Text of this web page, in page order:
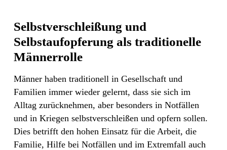
Selbstverschleißung und
Selbstaufopferung als traditionelle
Männerrolle
Männer haben traditionell in Gesellschaft und
Familien immer wieder gelernt, dass sie sich im
Alltag zurücknehmen, aber besonders in Notfällen
und in Kriegen selbstverschleißen und opfern sollen.
Dies betrifft den hohen Einsatz für die Arbeit, die
Familie, Hilfe bei Notfällen und im Extremfall auch